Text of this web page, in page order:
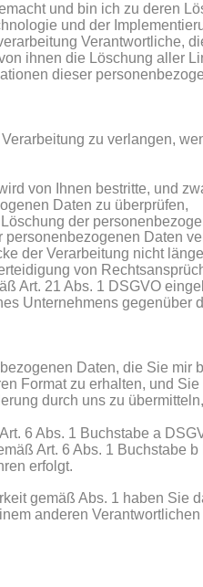
und bin ich zu deren
und der
Verantwortliche,
ihnen die Löschung aller
dieser
zu verlangen,
von Ihnen bestritte, und
Daten zu überprüfen,
der
Daten
der Verarbeitung nicht
von
Art. 21 Abs. 1 DSGVO
Unternehmens gegenüber
Daten, die Sie mir
Format zu erhalten, und
durch uns zu
6 Abs. 1 Buchstabe a
Art. 6 Abs. 1 Buchstabe
erfolgt.
gemäß Abs. 1 haben Sie
anderen